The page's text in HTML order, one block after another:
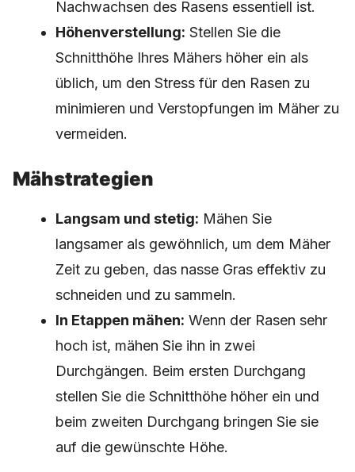
Nachwachsen des Rasens essentiell ist.
Höhenverstellung: Stellen Sie die
Schnitthöhe Ihres Mähers höher ein als
üblich, um den Stress für den Rasen zu
minimieren und Verstopfungen im Mäher zu
vermeiden.
Mähstrategien
Langsam und stetig: Mähen Sie
langsamer als gewöhnlich, um dem Mäher
Zeit zu geben, das nasse Gras effektiv zu
schneiden und zu sammeln.
In Etappen mähen: Wenn der Rasen sehr
hoch ist, mähen Sie ihn in zwei
Durchgängen. Beim ersten Durchgang
stellen Sie die Schnitthöhe höher ein und
beim zweiten Durchgang bringen Sie sie
auf die gewünschte Höhe.